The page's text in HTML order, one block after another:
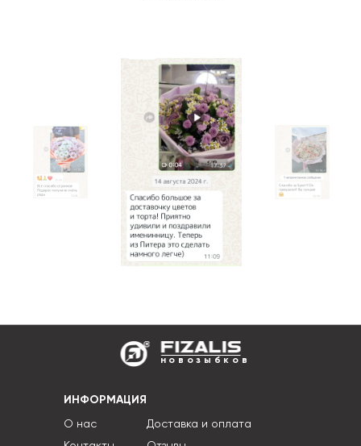
новозыбков
ИНФОРМАЦИЯ
О нас
Доставка и оплата